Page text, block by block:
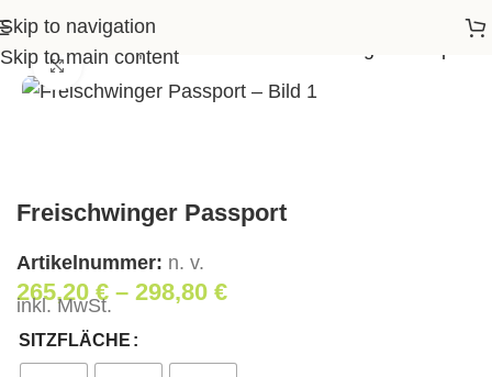
Skip to navigation
Skip to main content
>Shop>Wohnen
Klick zum Vergrößern
Freischwinger Passport
Artikelnummer: n. v.
265,20€ – 298,80 €
inkl. MwSt.
SITZFLÄCHE